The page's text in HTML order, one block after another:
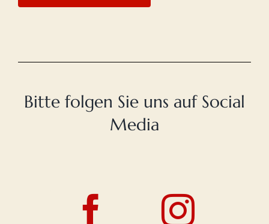
Bitte folgen Sie uns auf Social
Media